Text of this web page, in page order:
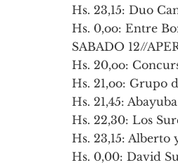
Hs. 23,15: Duo
Hs. 0,oo: Entre
SABADO 12//
Hs. 20,oo:
Hs. 21,oo: Grupo
Hs. 21,45:
Hs. 22,30: Los
Hs. 23,15: Alberto
Hs. 0,00: David